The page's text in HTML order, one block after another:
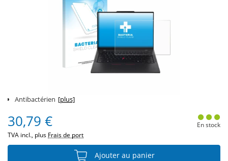
Antibactérien [plus]
30,79 €
TVA incl., plus Frais de port
En stock
Ajouter au panier